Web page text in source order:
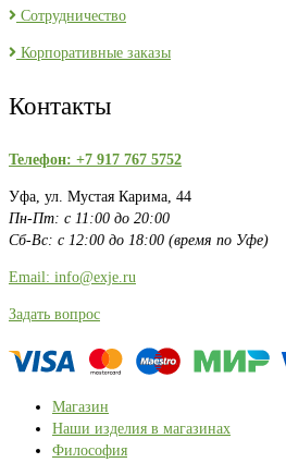
Сотрудничество
Корпоративные заказы
Контакты
Телефон: +7 917 767 5752
Уфа, ул. Мустая Карима, 44
Пн-Пт: с 11:00 до 20:00
Сб-Вс: с 12:00 до 18:00 (время по Уфе)
Email: info@exje.ru
Задать вопрос
Магазин
Наши изделия в магазинах
Философия